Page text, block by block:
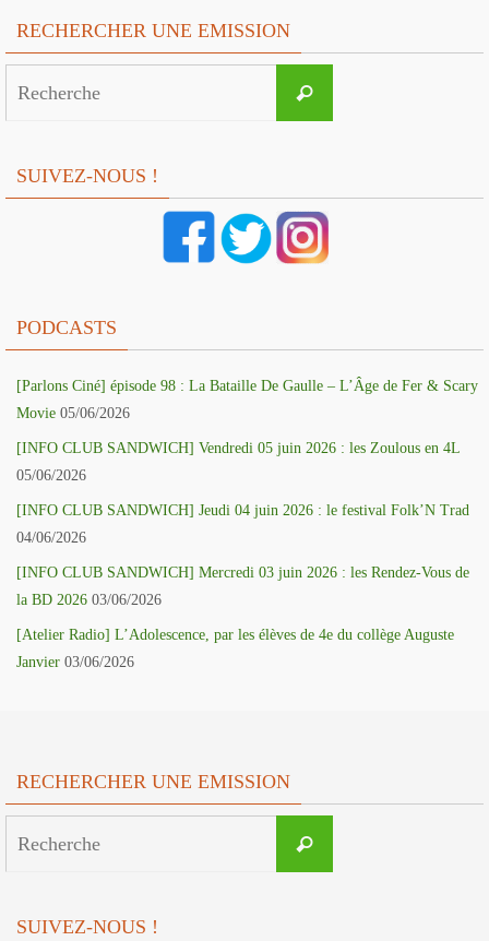
RECHERCHER UNE EMISSION
Recherche
SUIVEZ-NOUS !
PODCASTS
[Parlons Ciné] épisode 98 : La Bataille De Gaulle – L’Âge de Fer & Scary
Movie 05/06/2026
[INFO CLUB SANDWICH] Vendredi 05 juin 2026 : les Zoulous en 4L
05/06/2026
[INFO CLUB SANDWICH] Jeudi 04 juin 2026 : le festival Folk’N Trad
04/06/2026
[INFO CLUB SANDWICH] Mercredi 03 juin 2026 : les Rendez-Vous de
la BD 2026 03/06/2026
[Atelier Radio] L’Adolescence, par les élèves de 4e du collège Auguste
Janvier 03/06/2026
RECHERCHER UNE EMISSION
Recherche
SUIVEZ-NOUS !